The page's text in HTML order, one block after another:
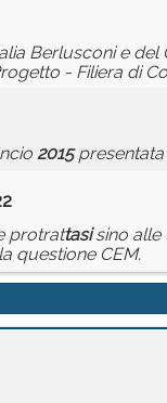
Berlusconi e del
- Filiera di
2015presentata
protrattasisino alle
questione CEM.